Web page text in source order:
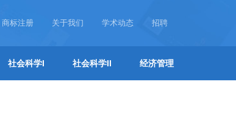
商标注册 关于我们 学术动态 招聘
社会科学I 社会科学II 经济管理